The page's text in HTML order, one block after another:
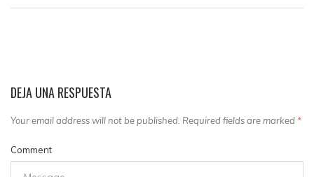
DEJA UNA RESPUESTA
Your email address will not be published. Required fields are marked *
Comment